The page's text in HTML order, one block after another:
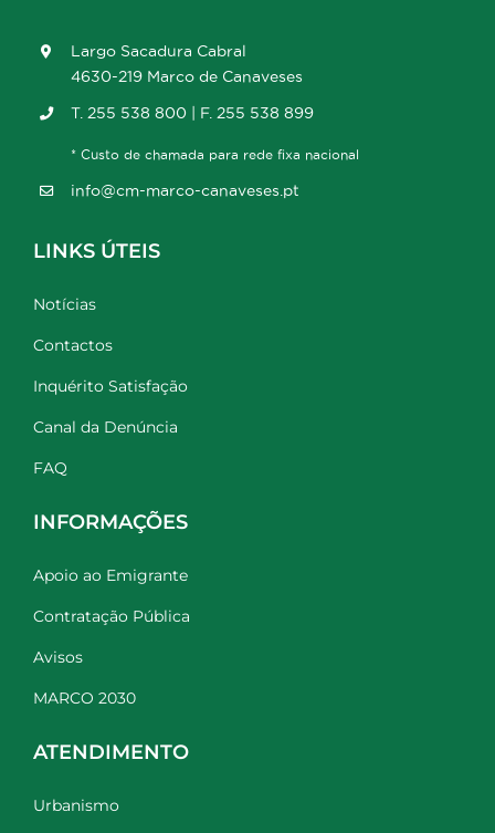
Largo Sacadura Cabral
4630-219 Marco de Canaveses
T. 255 538 800 | F. 255 538 899
* Custo de chamada para rede fixa nacional
info@cm-marco-canaveses.pt
LINKS ÚTEIS
Notícias
Contactos
Inquérito Satisfação
Canal da Denúncia
FAQ
INFORMAÇÕES
Apoio ao Emigrante
Contratação Pública
Avisos
MARCO 2030
ATENDIMENTO
Urbanismo